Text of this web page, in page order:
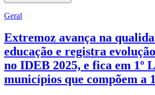
Geral
Extremoz avança na
educação e registra
no IDEB 2025, e fica em 1º
municípios que compõem a